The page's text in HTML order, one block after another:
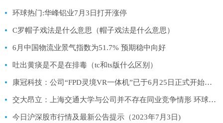
环球热门:华峰铝业7月3日打开涨停
C罗帽子戏法是什么意思（帽子戏法是什么意思）
6月中国物流业景气指数为51.7% 预期稳中向好
吐出黄痰是不是在排毒（tc和ts版什么区别）
康冠科技：公司“FPD灵境VR一体机”已于6月25日正式开始出售
交大昂立：上海交通大学与公司并不存在同业竞争情形 环球速讯
今日沪深股市行情及最新公告提示（2023年7月3日)